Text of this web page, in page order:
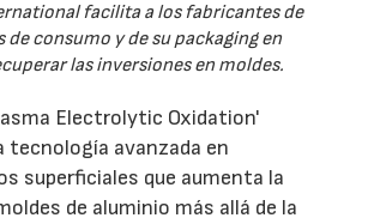
facilita a los fabricantes de
consumo y de su packaging en
las inversiones en moldes.
Electrolytic Oxidation'
tecnología avanzada en
superficiales que aumenta la
de aluminio más allá de la